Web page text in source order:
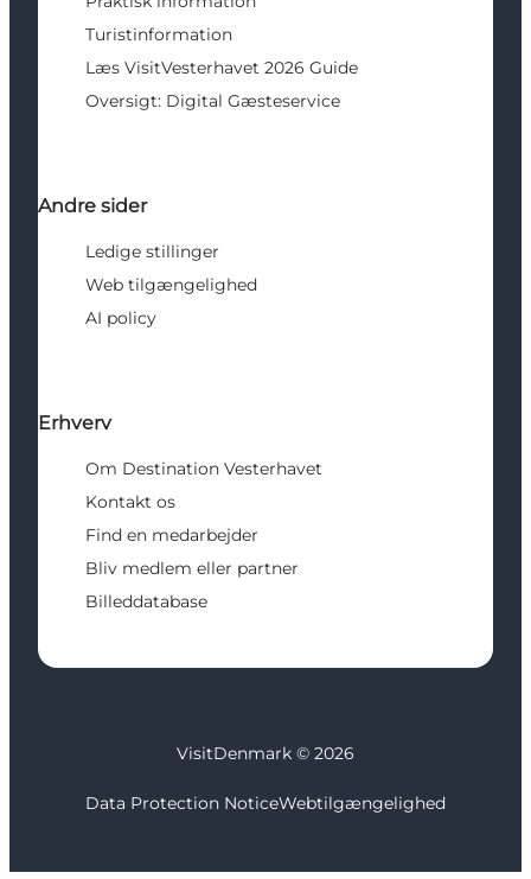
Turistinformation
Læs VisitVesterhavet 2026 Guide
Oversigt: Digital Gæsteservice
Andre sider
Ledige stillinger
Web tilgængelighed
AI policy
Erhverv
Om Destination Vesterhavet
Kontakt os
Find en medarbejder
Bliv medlem eller partner
Billeddatabase
VisitDenmark © 2026
Data Protection NoticeWebtilgængelighed